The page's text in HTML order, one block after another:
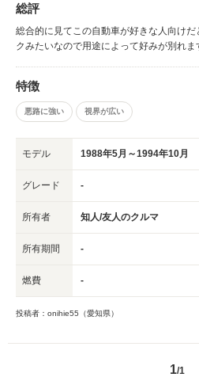
総評
総合的に見てこの自動車が好きな人向け
クみたいなので用途によって好みが別れま
特徴
悪路に強い 視界が広い
モデル 1988年5月～1994年10月
グレード -
所有者 知人/友人のクルマ
所有期間 -
燃費 -
投稿者：onihie55（愛知県）
1/1